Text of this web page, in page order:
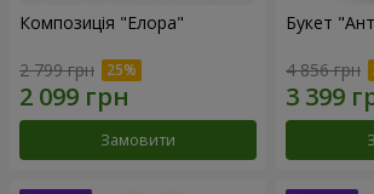
Композиція "Елора"
2 799 грн
Замовити
Букет
4 856 грн